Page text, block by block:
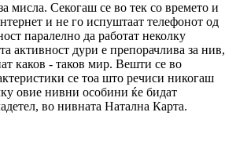
мисла. Секогаш се во тек со времето и
и не го испуштаат телефонот од
паралелно да работат неколку
активност дури е препорачлива за нив,
каков - таков мир. Вешти се во
се тоа што речиси никогаш
овие нивни особини ќе бидат
во нивната Натална Карта.